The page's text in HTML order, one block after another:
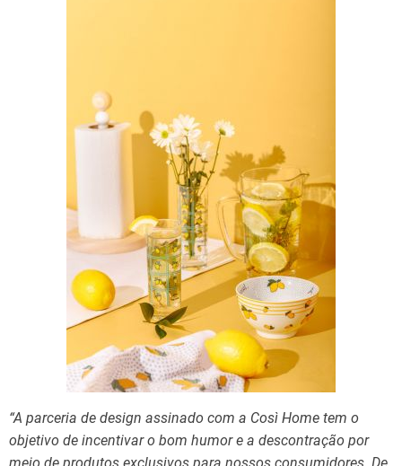
“A parceria de design assinado com a Così Home tem o
objetivo de incentivar o bom humor e a descontração por
meio de produtos exclusivos para nossos consumidores. De